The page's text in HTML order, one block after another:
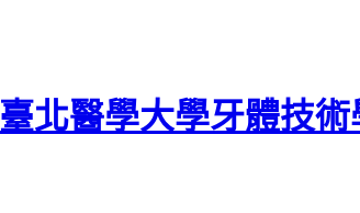
臺北醫學大學牙體技